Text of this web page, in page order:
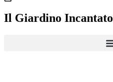
Il Giardino Incantato